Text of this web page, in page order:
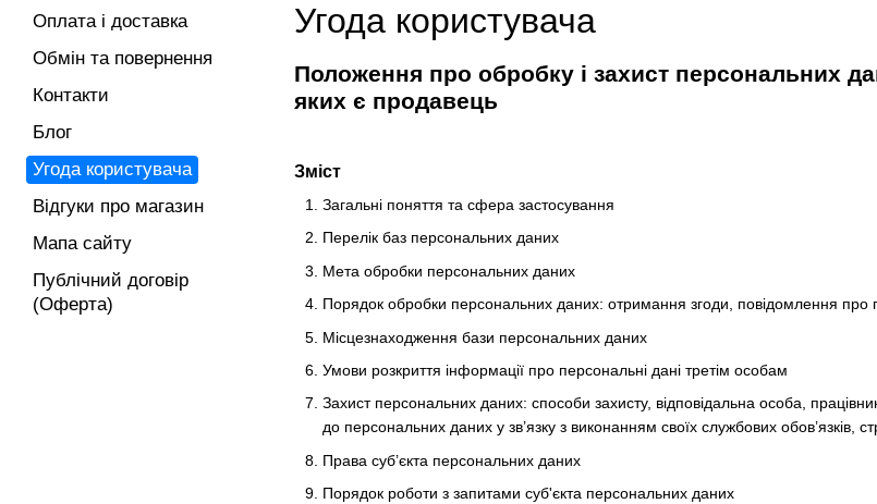
Угода користувача
Положення про обробку і захист персональних
яких є продавець
Зміст
Загальні поняття та сфера застосування
Перелік баз персональних даних
Мета обробки персональних даних
Порядок обробки персональних даних: отримання згоди, повідомлення про
Місцезнаходження бази персональних даних
Умови розкриття інформації про персональні дані третім особам
Захист персональних даних: способи захисту, відповідальна особа,
до персональних даних у зв’язку з виконанням своїх службових обов’язків,
Права суб’єкта персональних даних
Порядок роботи з запитами суб'єкта персональних даних
Оплата і доставка
Обмін та повернення
Контакти
Блог
Угода користувача
Відгуки про магазин
Мапа сайту
Публічний договір
(Оферта)